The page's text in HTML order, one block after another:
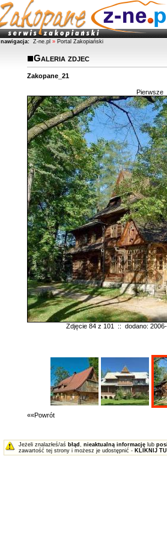
nawigacja: Z-ne.pl » Portal Zakopiański
Galeria zdjec
Zakopane_21
Pierwsze
Zdjęcie 84 z 101 :: dodano:
««Powrót
Jeżeli znalazłeś/aś błąd , nieaktualną informacjęlub
zawartość tej strony i możesz je udostępnić - KLIKNIJ